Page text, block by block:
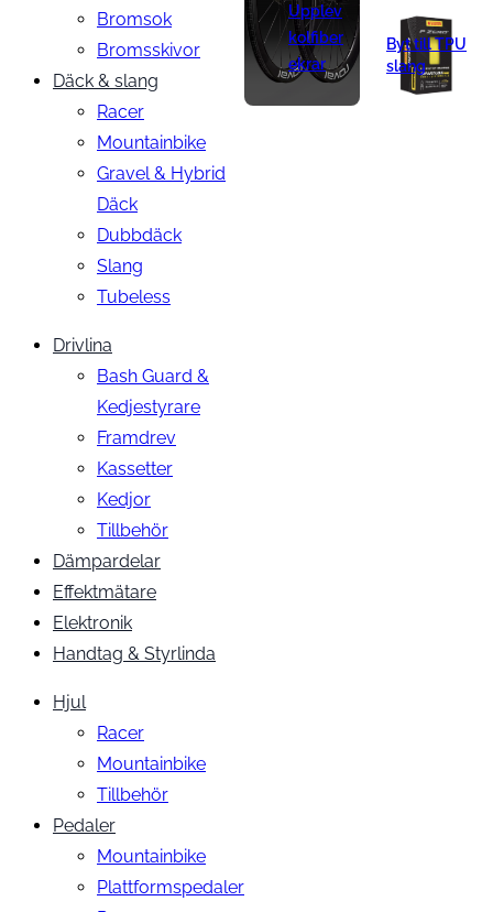
Bromsok
Bromsskivor
Däck & slang
Racer
Mountainbike
Gravel & Hybrid
Däck
Dubbdäck
Slang
Tubeless
Drivlina
Bash Guard &
Kedjestyrare
Framdrev
Kassetter
Kedjor
Tillbehör
Dämpardelar
Effektmätare
Elektronik
Handtag & Styrlinda
Hjul
Racer
Mountainbike
Tillbehör
Pedaler
Mountainbike
Plattformspedaler
Upplev
kolfiber
ekrar
Byt till TPU
slang